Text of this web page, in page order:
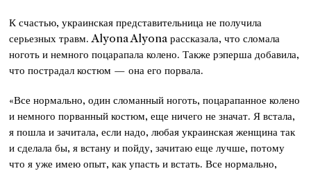
К счастью, украинская представительница не получила
серьезных травм. Alyona Alyona рассказала, что сломала
ноготь и немного поцарапала колено. Также рэперша добавила,
что пострадал костюм — она его порвала.
«Все нормально, один сломанный ноготь, поцарапанное колено
и немного порванный костюм, еще ничего не значат. Я встала,
я пошла и зачитала, если надо, любая украинская женщина так
и сделала бы, я встану и пойду, зачитаю еще лучше, потому
что я уже имею опыт, как упасть и встать. Все нормально,